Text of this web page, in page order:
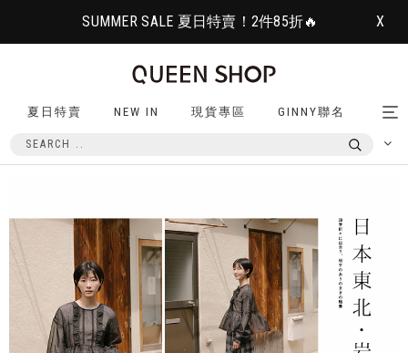
SUMMER SALE 夏日特賣！2件85折🔥 X
夏日特賣 NEW IN 現貨專區 GINNY聯名